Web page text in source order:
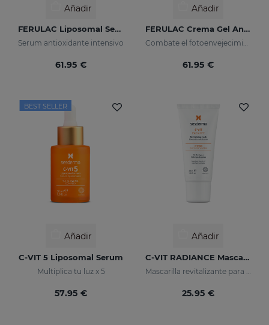
Añadir
FERULAC Liposomal Serum
Serum antioxidante intensivo
61.95 €
Añadir
FERULAC Crema Gel Antioxidante
Combate el fotoenvejecimiento
61.95 €
BEST SELLER
Añadir
C-VIT 5 Liposomal Serum
Multiplica tu luz x 5
57.95 €
Añadir
C-VIT RADIANCE Mascarilla
25.95 €